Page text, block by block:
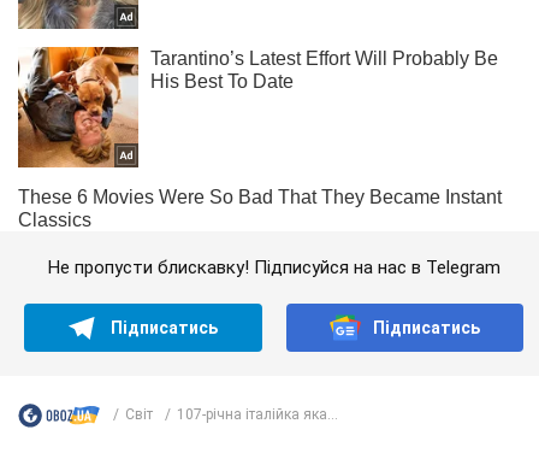
Не пропусти блискавку! Підписуйся на нас в Telegram
Підписатись Підписатись
Світ 107-річна італійка яка...